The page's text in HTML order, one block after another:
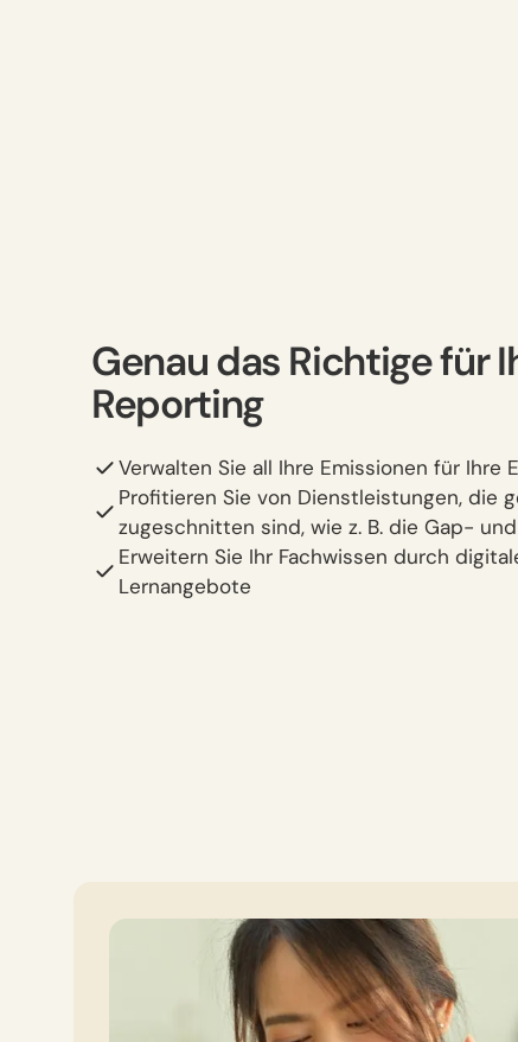
Genau das Richtige für
Reporting
Verwalten Sie all Ihre Emissionen für Ihre
Profitieren Sie von Dienstleistungen, die
zugeschnitten sind, wie z. B. die Gap-
Erweitern Sie Ihr Fachwissen durch
Lernangebote